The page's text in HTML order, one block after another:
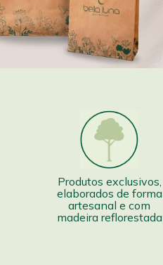
Produtos exclusivos,
elaborados de forma
artesanal e com
madeira reflorestada